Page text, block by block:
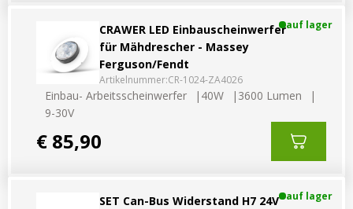
CRAWER LED Einbauscheinwerfer
für Mähdrescher - Massey
Ferguson/Fendt
Artikelnummer:CR-1024-ZA4026
auf lager
Einbau- Arbeitsscheinwerfer 40W
3600 Lumen
9-30V
€ 85,90
SET Can-Bus Widerstand H7 24V auf lager